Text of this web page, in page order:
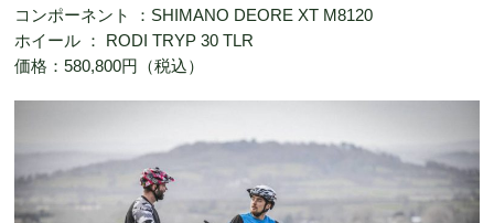
コンポーネント ：SHIMANO DEORE XT M8120
ホイール ： RODI TRYP 30 TLR
価格：580,800円（税込）